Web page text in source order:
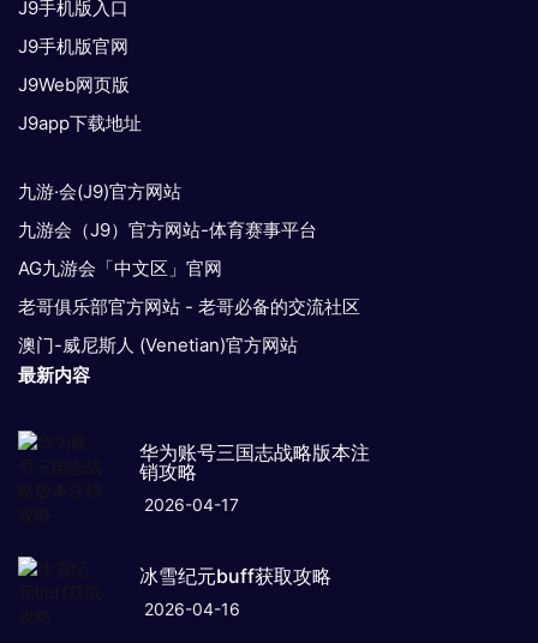
J9手机版入口
J9手机版官网
J9Web网页版
J9app下载地址
九游·会(J9)官方网站
九游会（J9）官方网站-体育赛事平台
AG九游会「中文区」官网
老哥俱乐部官方网站 - 老哥必备的交流社区
澳门-威尼斯人 (Venetian)官方网站
最新内容
华为账号三国志战略版本注
销攻略
2026-04-17
冰雪纪元buff获取攻略
2026-04-16